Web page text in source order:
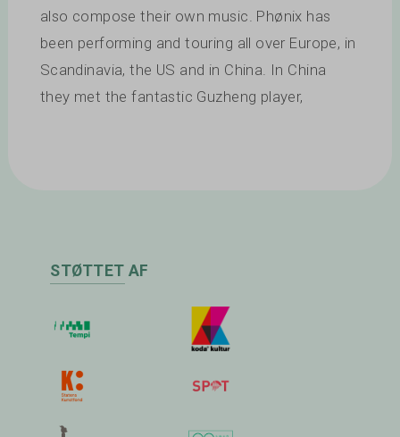
also compose their own music. Phønix has
been performing and touring all over Europe, in
Scandinavia, the US and in China. In China
they met the fantastic Guzheng player,
STØTTET AF